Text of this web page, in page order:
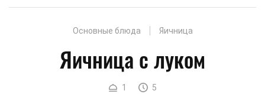
Основные блюда Яичница
Яичница с луком
1
5